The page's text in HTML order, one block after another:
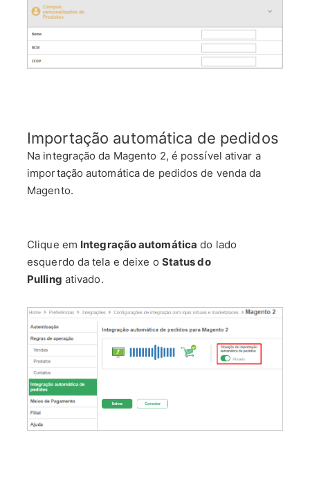
Importação automática de pedidos
Na integração da Magento 2, é possível ativar a
importação automática de pedidos de venda da
Magento.
Clique em Integração automática do lado
esquerdo da tela e deixe o Status do
Pulling ativado.